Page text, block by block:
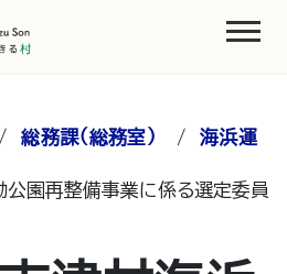
総務課（総務室） /海浜運
公園再整備事業に係る選定委員